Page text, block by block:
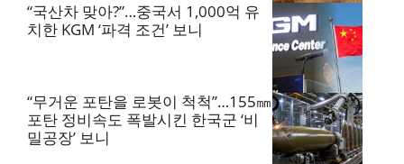
“국산차 맞아?”…중국서 1,000억 유
치한 KGM ‘파격 조건’ 보니
“무거운 포탄을 로봇이 척척”…155㎜
포탄 정비속도 폭발시킨 한국군 ‘비
밀공장’ 보니